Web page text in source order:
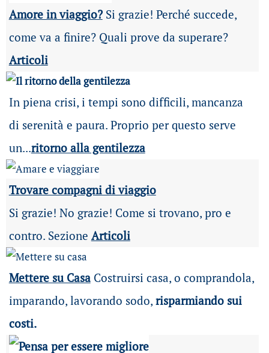
Amore in viaggio?Si grazie! Perché succede,
come va a finire? Quali prove da superare?
Articoli
In piena crisi, i tempi sono difficili, mancanza
di serenità e paura. Proprio per questo serve
un...ritorno alla gentilezza
Trovare compagni di viaggio
Si grazie! No grazie! Come si trovano, pro e
contro. Sezione Articoli
Mettere su Casa Costruirsi casa, o comprandola,
imparando, lavorando sodo, risparmiando sui
costi.